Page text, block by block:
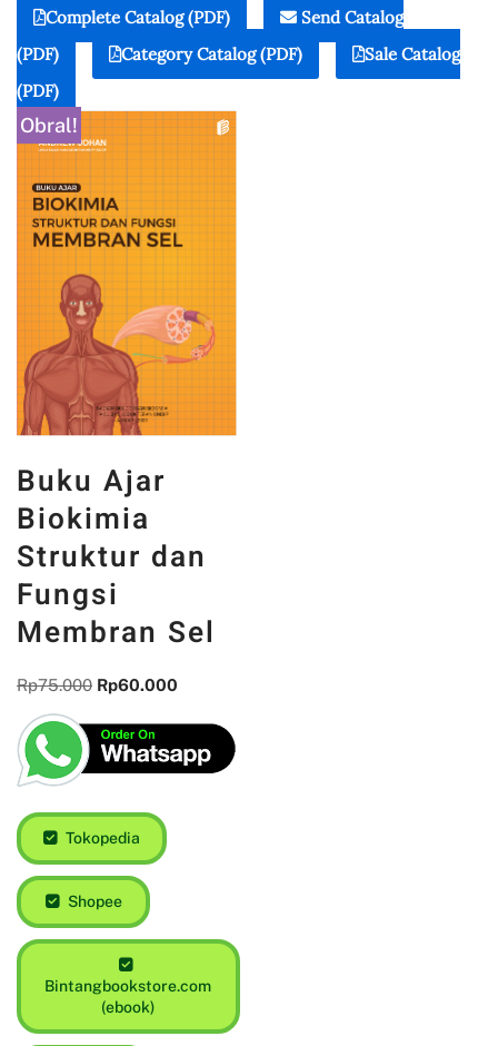
Complete Catalog (PDF)
Send Catalog
(PDF)
Category Catalog (PDF)
Sale Catalog
(PDF)
Obral!
Buku Ajar
Biokimia
Struktur dan
Fungsi
Membran Sel
Rp75.000 Rp60.000
Tokopedia
Shopee
Bintangbookstore.com
(ebook)